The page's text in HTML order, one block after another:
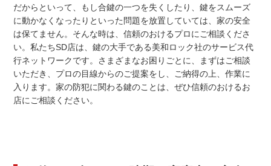
だからといって、もし合鍵の一つを失くしたり、鍵をスムーズ
に動かなくなったりといった問題を放置していては、家の安全
は保てません。そんな時は、信頼のおけるプロにご相談くださ
い。私たちSD店は、鍵の大手である美和ロック社のサービス代
行ネットワークです。さまざまなお困りごとに、まずはご相談
いただき、プロの目線からのご提案をし、ご納得の上、作業に
入ります。家の防犯に関わる鍵のことは、ぜひ信頼のおけるお
店にご相談ください。